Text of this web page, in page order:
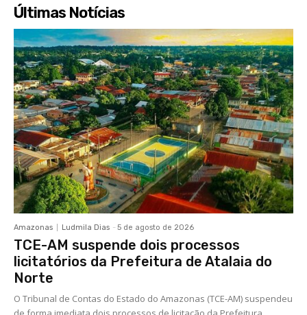
Últimas Notícias
Amazonas Ludmila Dias - 5 de agosto de 2026
TCE-AM suspende dois processos
licitatórios da Prefeitura de Atalaia do
Norte
O Tribunal de Contas do Estado do Amazonas (TCE-AM) suspendeu